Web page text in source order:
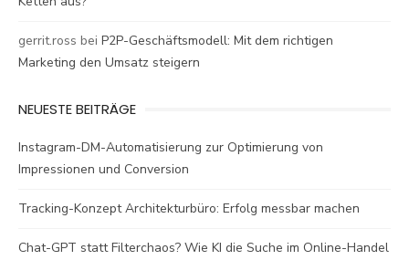
gerrit.ross bei P2P-Geschäftsmodell: Mit dem richtigen
Marketing den Umsatz steigern
NEUESTE BEITRÄGE
Instagram-DM-Automatisierung zur Optimierung von
Impressionen und Conversion
Tracking-Konzept Architekturbüro: Erfolg messbar machen
Chat-GPT statt Filterchaos? Wie KI die Suche im Online-Handel